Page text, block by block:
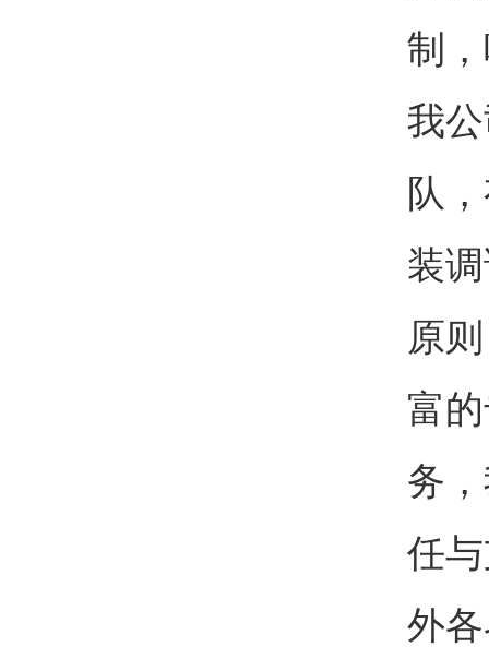
制
我
队
装
原
富
务
任
外